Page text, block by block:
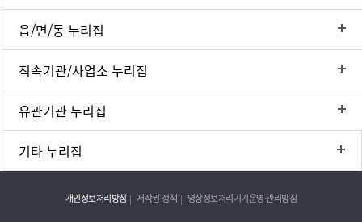
읍/면/동 누리집
직속기관/사업소 누리집
유관기관 누리집
기타 누리집
개인정보처리방침 저작권 정책 영상정보처리기기운영·관리방침